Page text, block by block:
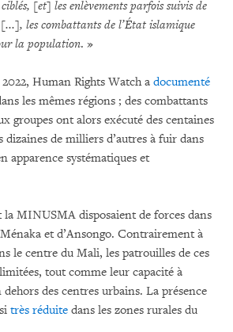
[et] les enlèvements parfois suivis de
les combattants de l’État islamique
la population. »
Human Rights Watch a documenté
les mêmes régions ; des combattants
groupes ont alors exécuté des centaines
dizaines de milliers d’autres à fuir dans
apparence systématiques et
la MINUSMA disposaient de forces dans
et d’Ansongo. Contrairement à
le centre du Mali, les patrouilles de ces
tout comme leur capacité à
des centres urbains. La présence
très réduite dans les zones rurales du